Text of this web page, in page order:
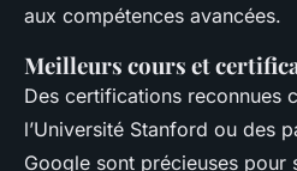
aux compétences avancées.
Meilleurs cours et
Des certifications reconnues
l’Université Stanford ou des
Google sont précieuses pour